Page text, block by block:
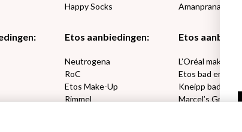
Happy Socks
Amanprana
Etos aanbiedingen:
Neutrogena
RoC
Etos Make-Up
Rimmel
Etos
L’Oréal make-up
Etos bad en
Kneipp bad en
Marcel’s Green
€2,50 korting?